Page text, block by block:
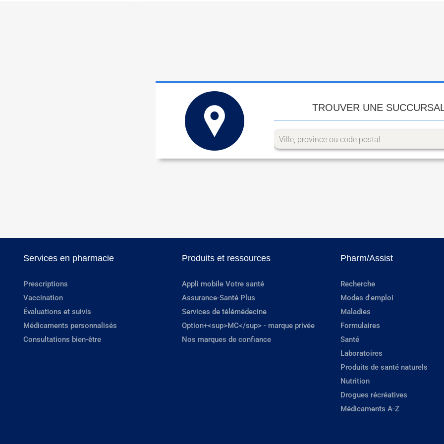
TROUVER UNE
Services en pharmacie
Prescriptions
Vaccination
Évaluations et suivis
Médicaments personnalisés
Consultations bien-être
Produits et ressources
Appli mobile Votre santé
Assurance-Santé Plus
Services de télémédecine
Option+<sup>MC</sup> - marque privée
Nos marques de confiance
Pharm/Assist
Recherche
Modes d'emploi
Maladies
Formulaires
Santé
Laboratoires
Produits de santé naturels
Nutrition
Drogues récréatives
Médicaments A-Z